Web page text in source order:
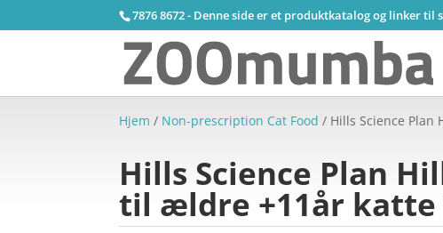
7876 8672 - Denne side er et produktkatalog og linker til
Hjem / Non-prescription Cat Food / Hills Science Plan
Hills Science Plan
til ældre +11år katte